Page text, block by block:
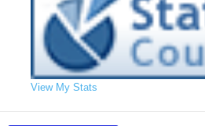
View My Stats